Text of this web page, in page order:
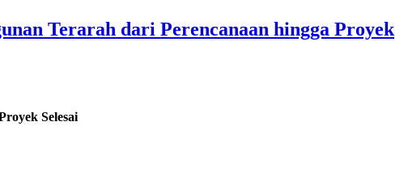
Terarah dari Perencanaan hingga Proyek
Selesai